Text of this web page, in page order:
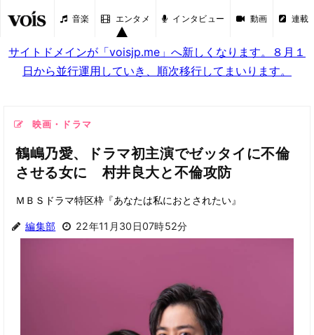
音楽 エンタメ インタビュー 動画 連載
サイトドメインが「voisjp.me」へ新しくなります。８月１
日から並行運用していき、順次移行してまいります。
映画・ドラマ
鶴嶋乃愛、ドラマ初主演でゼッタイに不倫
させる女に 村井良大と不倫攻防
ＭＢＳドラマ特区枠『あなたは私におとされたい』
編集部 22年11月30日07時52分